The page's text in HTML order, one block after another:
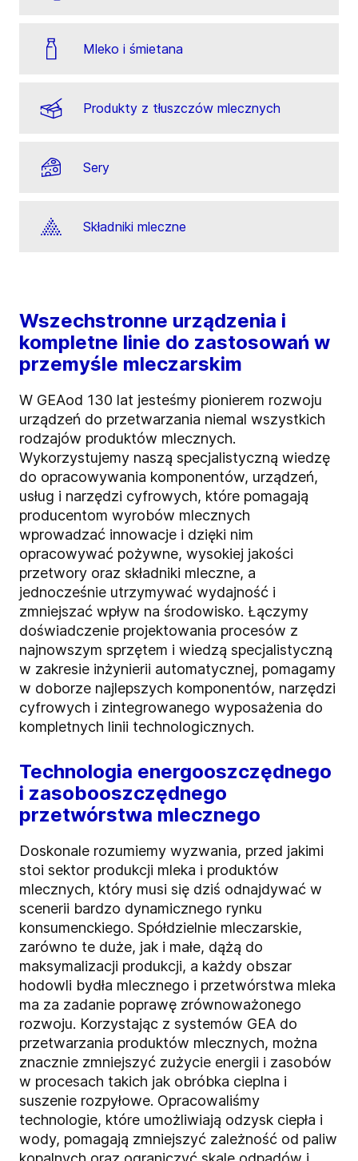
Mleko i śmietana
Produkty z tłuszczów mlecznych
Sery
Składniki mleczne
Wszechstronne urządzenia i
kompletne linie do zastosowań w
przemyśle mleczarskim
W GEAod 130 lat jesteśmy pionierem rozwoju
urządzeń do przetwarzania niemal wszystkich
rodzajów produktów mlecznych.
Wykorzystujemy naszą specjalistyczną wiedzę
do opracowywania komponentów, urządzeń,
usług i narzędzi cyfrowych, które pomagają
producentom wyrobów mlecznych
wprowadzać innowacje i dzięki nim
opracowywać pożywne, wysokiej jakości
przetwory oraz składniki mleczne, a
jednocześnie utrzymywać wydajność i
zmniejszać wpływ na środowisko. Łączymy
doświadczenie projektowania procesów z
najnowszym sprzętem i wiedzą specjalistyczną
w zakresie inżynierii automatycznej, pomagamy
w doborze najlepszych komponentów, narzędzi
cyfrowych i zintegrowanego wyposażenia do
kompletnych linii technologicznych.
Technologia energooszczędnego
i zasobooszczędnego
przetwórstwa mlecznego
Doskonale rozumiemy wyzwania, przed jakimi
stoi sektor produkcji mleka i produktów
mlecznych, który musi się dziś odnajdywać w
scenerii bardzo dynamicznego rynku
konsumenckiego. Spółdzielnie mleczarskie,
zarówno te duże, jak i małe, dążą do
maksymalizacji produkcji, a każdy obszar
hodowli bydła mlecznego i przetwórstwa mleka
ma za zadanie poprawę zrównoważonego
rozwoju. Korzystając z systemów GEA do
przetwarzania produktów mlecznych, można
znacznie zmniejszyć zużycie energii i zasobów
w procesach takich jak obróbka cieplna i
suszenie rozpyłowe. Opracowaliśmy
technologie, które umożliwiają odzysk ciepła i
wody, pomagają zmniejszyć zależność od paliw